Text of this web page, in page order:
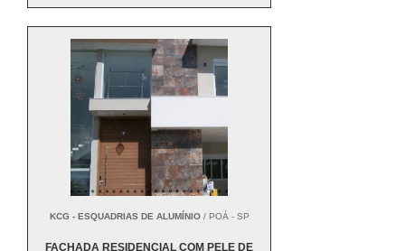
KCG - ESQUADRIAS DE ALUMÍNIO/ POÁ - SP
FACHADA RESIDENCIAL COM PELE DE